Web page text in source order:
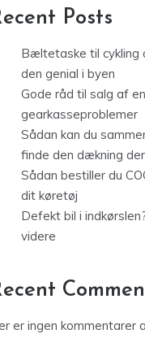
Posts
Bæltetaske til cykling
den genial i byen
Gode råd til salg af
gearkasseproblemer
Sådan kan du
finde den dækning
Sådan bestiller du
dit køretøj
Defekt bil i
videre
er ingen kommentarer